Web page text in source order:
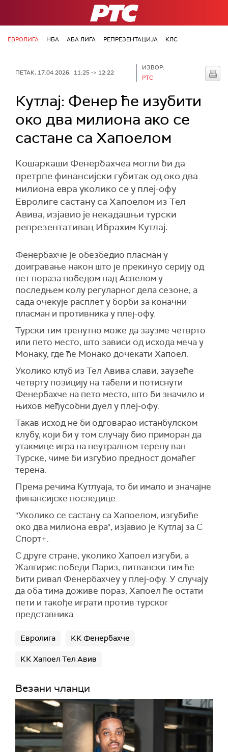
РТС
ЕВРОЛИГА НБА АБА ЛИГА РЕПРЕЗЕНТАЦИЈА КЛС
ПЕТАК, 17.04.2026, 11:25 -> 12:22
ИЗВОР:
РТС
Кутлај: Фенер ће изубити
око два милиона ако се
састане са Хапоелом
Кошаркаши Фенербахчеа могли би да
претрпе финансијски губитак од око два
милиона евра уколико се у плеј-офу
Евролиге састану са Хапоелом из Тел
Авива, изјавио је некадашњи турски
репрезентативац Ибрахим Кутлај.
Фенербахче је обезбедио пласман у
доигравање након што је прекинуо серију од
пет пораза победом надАсвелому
последњем колу регуларног дела сезоне, а
сада очекује расплет у борби за коначни
пласман и противника у плеј-офу.
Турски тим тренутно може да заузме четврто
или пето место, што зависи од исхода меча у
Монаку, где ће Монако дочекати Хапоел.
Уколико клуб из Тел Авива слави, заузеће
четврту позицију на табели и потиснути
Фенербахче на пето место, што би значило и
њихов међусобни дуел у плеј-офу.
Такав исход не би одговарао истанбулском
клубу, који би у том случају био приморан да
утакмице игра на неутралном терену ван
Турске, чиме би изгубио предност домаћег
терена.
Према речима Кутлуаја, то би имало и значајне
финансијске последице.
"Уколико се састану са Хапоелом, изгубиће
око два милиона евра", изјавио је Кутлај за С
Спорт+.
С друге стране, уколико Хапоел изгуби, а
Жалгирис победи Париз, литвански тим ће
бити ривал Фенербахчеу у плеј-офу. У случају
да оба тима доживе пораз, Хапоел ће остати
пети и такође играти против турског
представника.
Евролига КК Фенербахче
КК Хапоел Тел Авив
Везани чланци